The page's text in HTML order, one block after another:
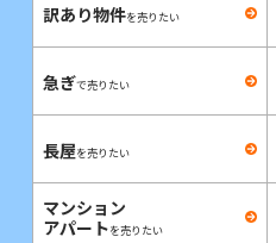
訳あり物件を売りたい
急ぎで売りたい
長屋を売りたい
マンション
アパートを売りたい